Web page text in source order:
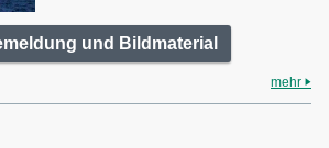
und Bildmaterial
mehr